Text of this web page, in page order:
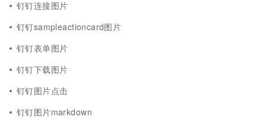
钉钉连接图片
钉钉sampleactioncard图片
钉钉表单图片
钉钉下载图片
钉钉图片点击
钉钉图片markdown